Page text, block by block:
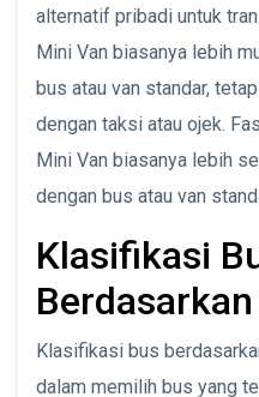
alternatif pribadi untuk
Mini Van biasanya lebih
bus atau van standar,
dengan taksi atau ojek.
Mini Van biasanya lebih
dengan bus atau van
Klasifikasi
Klasifikasi bus
dalam memilih bus yang